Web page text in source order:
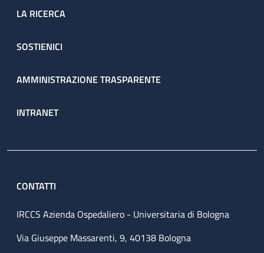
LA RICERCA
SOSTIENICI
AMMINISTRAZIONE TRASPARENTE
INTRANET
CONTATTI
IRCCS Azienda Ospedaliero - Universitaria di Bologna
Via Giuseppe Massarenti, 9, 40138 Bologna